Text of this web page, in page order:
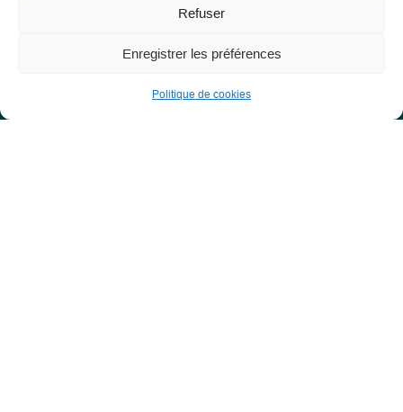
Refuser
Enregistrer les préférences
Politique de cookies